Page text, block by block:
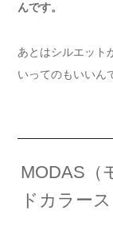
んです。
あとはシルエット
いってのもいいん
MODAS（
ドカラー